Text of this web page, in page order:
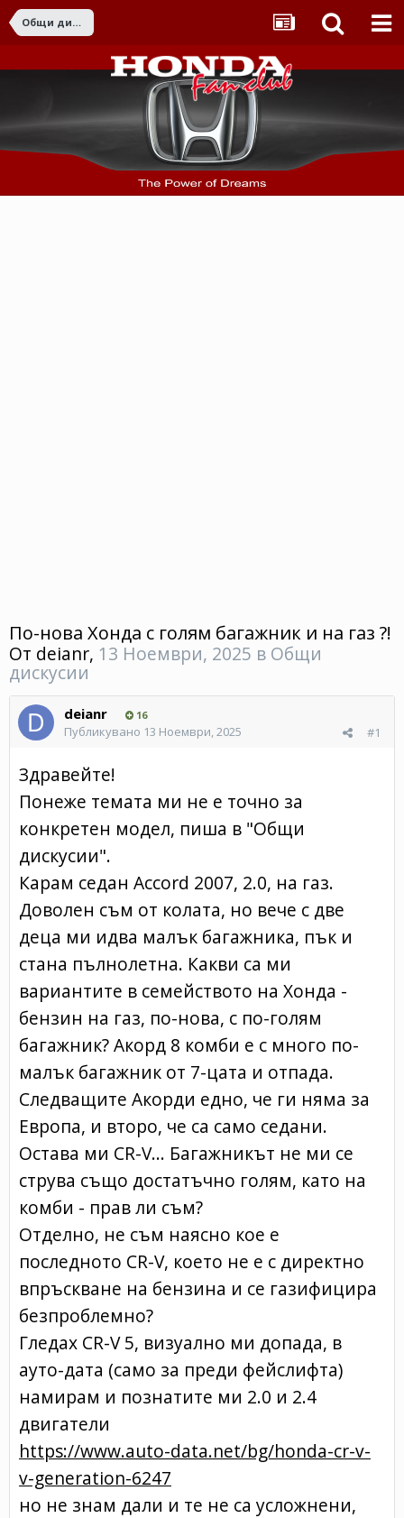
Общи дискусии
По-нова Хонда с голям багажник и на газ ?!
От deianr, 13 Ноември, 2025 в Общи
дискусии
deianr 16
#1
Публикувано 13 Ноември, 2025
Здравейте!
Понеже темата ми не е точно за
конкретен модел, пиша в "Общи
дискусии".
Карам седан Accord 2007, 2.0, на газ.
Доволен съм от колата, но вече с две
деца ми идва малък багажника, пък и
стана пълнолетна. Какви са ми
вариантите в семейството на Хонда -
бензин на газ, по-нова, с по-голям
багажник? Акорд 8 комби е с много по-
малък багажник от 7-цата и отпада.
Следващите Акорди едно, че ги няма за
Европа, и второ, че са само седани.
Остава ми CR-V... Багажникът не ми се
струва също достатъчно голям, като на
комби - прав ли съм?
Отделно, не съм наясно кое е
последното CR-V, което не е с директно
впръскване на бензина и се газифицира
безпроблемно?
Гледах CR-V 5, визуално ми допада, в
ауто-дата (само за преди фейслифта)
намирам и познатите ми 2.0 и 2.4
двигатели
https://www.auto-data.net/bg/honda-cr-v-
v-generation-6247
но не знам дали и те не са усложнени,